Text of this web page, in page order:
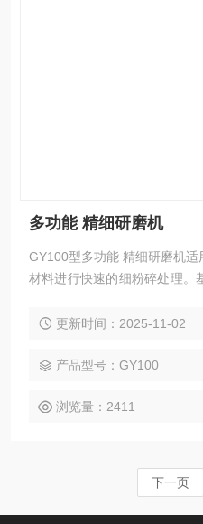
多功能 精细研磨机
GY100型多功能 精细研磨机
材料进行快速的细粉碎处理。
性的样品制备，样品只在粉碎
结果，是质量控制、产品检测
更新时间：2025-11-02
产品型号：GY100
浏览量：2411
下一页